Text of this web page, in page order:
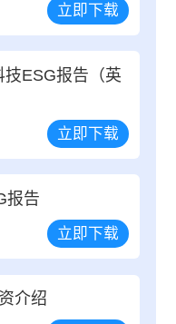
立即下载
ESG报告（英
立即下载
报告
立即下载
介绍